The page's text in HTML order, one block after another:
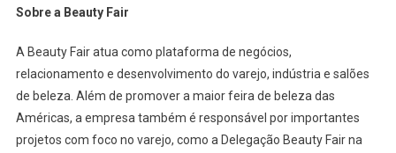
Sobre a Beauty Fair
A Beauty Fair atua como plataforma de negócios,
relacionamento e desenvolvimento do varejo, indústria e salões
de beleza. Além de promover a maior feira de beleza das
Américas, a empresa também é responsável por importantes
projetos com foco no varejo, como a Delegação Beauty Fair na